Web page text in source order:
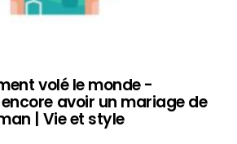
volé le monde -
avoir un mariage de
| Vie et style